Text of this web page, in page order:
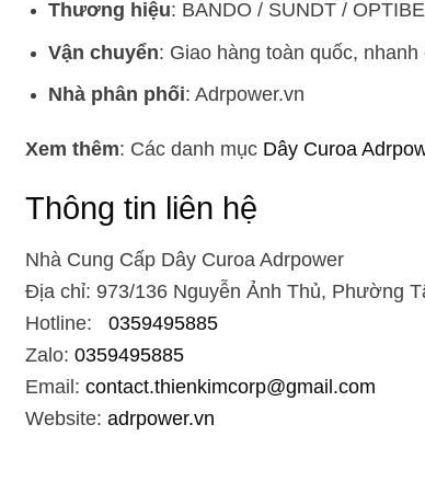
Thương hiệu: BANDO / SUNDT /
Vận chuyển: Giao hàng toàn quốc,
Nhà phân phối: Adrpower.vn
Xem thêm: Các danh mục Dây Curoa
Thông tin liên hệ
Nhà Cung Cấp Dây Curoa Adrpower
Địa chỉ: 973/136 Nguyễn Ảnh Thủ, Phường
Hotline: 0359495885
Zalo: 0359495885
Email: contact.thienkimcorp@gmail.com
Website: adrpower.vn